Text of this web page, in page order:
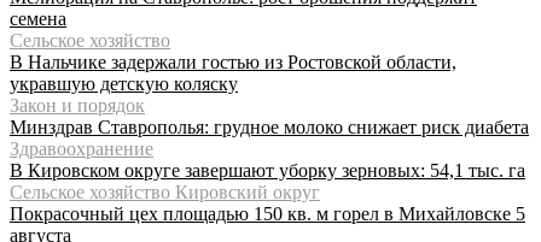
семена
Сельское хозяйство
В Нальчике задержали гостью из Ростовской области,
укравшую детскую коляску
Закон и порядок
Минздрав Ставрополья: грудное молоко снижает риск диабета
Здравоохранение
В Кировском округе завершают уборку зерновых: 54,1 тыс. га
Сельское хозяйство Кировский округ
Покрасочный цех площадью 150 кв. м горел в Михайловске 5
августа